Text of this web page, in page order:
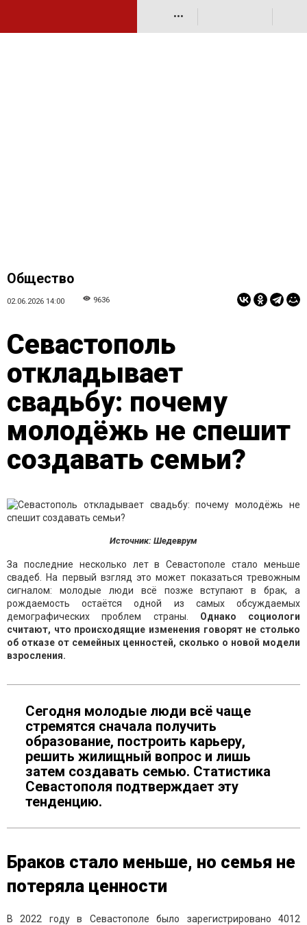
•••
Общество
02.06.2026 14:00 9636
Севастополь
откладывает
свадьбу: почему
молодёжь не спешит
создавать семьи?
Источник: Шедеврум
За последние несколько лет в Севастополе стало меньше
свадеб. На первый взгляд это может показаться тревожным
сигналом: молодые люди всё позже вступают в брак, а
рождаемость остаётся одной из самых обсуждаемых
демографических проблем страны. Однако социологи
считают, что происходящие изменения говорят не столько
об отказе от семейных ценностей, сколько о новой модели
взросления.
Сегодня молодые люди всё чаще
стремятся сначала получить
образование, построить карьеру,
решить жилищный вопрос и лишь
затем создавать семью. Статистика
Севастополя подтверждает эту
тенденцию.
Браков стало меньше, но семья не
потеряла ценности
В 2022 году в Севастополе было зарегистрировано 4012